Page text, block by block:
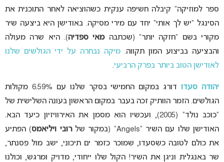
ספר למוזיקה” קיבלה חשיפה ענקית כשהוציאה לאחר התוכנית את
הסינגל “יש לך אותי” יחד עם מירי מסיקה. באודישן היא ביצעה שיר
מקורי בשם “חזקה יותר” (שכתבה מאי ספדיה). היא שרה מעולה
והבציעה בביצוע המון תקווה. מיקה נבחרה על ידי הגולשים שלנו
לאודישן הטוב ביותר בפרק הרביעי.
יהודה סעדו
דורג במקום החמישי בסקר שלנו עם 6.59% מקולות
הגולשים. הזמר הוותיק זכה בעבר במקום הראשון בעונה השלישית של
“כוכב נולד” (2005), ועכשיו הוא מסמן את האירוויזיון כיעד הבא.
האודישן שלו עם השיר “Angels” (במקור של
רובי ויליאמס) הפתיע
את כולם לטובה כשסעדו, שמוכר כזמר ים תיכוני, ישב מול פסנתר,
שר באנגלית וניגן את השיר! הקול שלו ייחודי, מדויק ומרגש, וכולנו